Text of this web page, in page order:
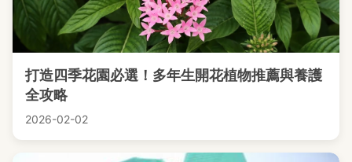
打造四季花園必選！多年生開花植物推薦與養護
全攻略
2026-02-02